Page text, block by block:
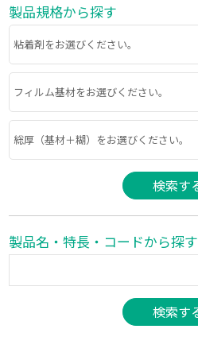
製品規格から探す
製品名・特長・コードから探す